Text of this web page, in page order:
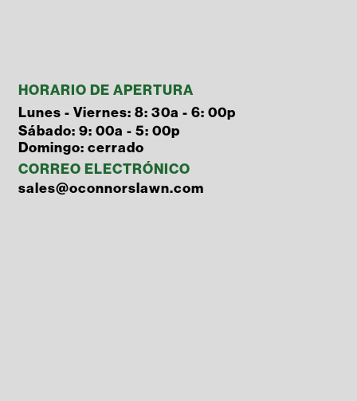
HORARIO DE APERTURA
Lunes - Viernes: 8: 30a - 6: 00p
Sábado: 9: 00a - 5: 00p
Domingo: cerrado
CORREO ELECTRÓNICO
sales@oconnorslawn.com